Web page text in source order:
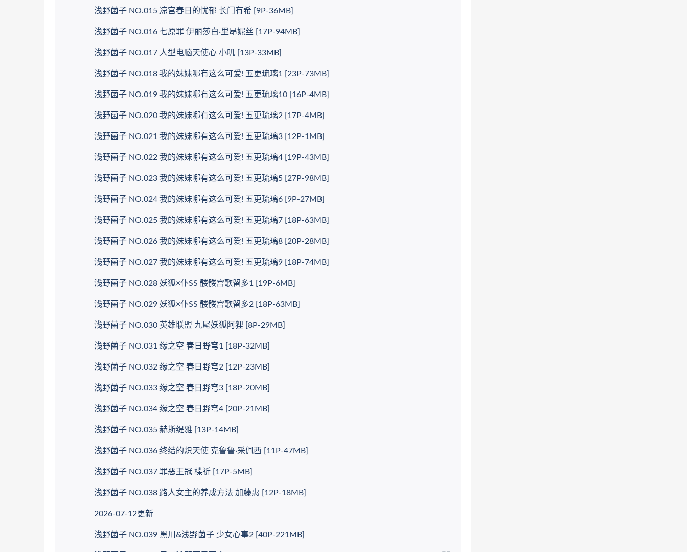
浅野菌子 NO.015 凉宫春日的忧郁 长门有希 [9P-36MB]
浅野菌子 NO.016 七原罪 伊丽莎白·里昂妮丝 [17P-94MB]
浅野菌子 NO.017 人型电脑天使心 小叽 [13P-33MB]
浅野菌子 NO.018 我的妹妹哪有这么可爱! 五更琉璃1 [23P-73MB]
浅野菌子 NO.019 我的妹妹哪有这么可爱! 五更琉璃10 [16P-4MB]
浅野菌子 NO.020 我的妹妹哪有这么可爱! 五更琉璃2 [17P-4MB]
浅野菌子 NO.021 我的妹妹哪有这么可爱! 五更琉璃3 [12P-1MB]
浅野菌子 NO.022 我的妹妹哪有这么可爱! 五更琉璃4 [19P-43MB]
浅野菌子 NO.023 我的妹妹哪有这么可爱! 五更琉璃5 [27P-98MB]
浅野菌子 NO.024 我的妹妹哪有这么可爱! 五更琉璃6 [9P-27MB]
浅野菌子 NO.025 我的妹妹哪有这么可爱! 五更琉璃7 [18P-63MB]
浅野菌子 NO.026 我的妹妹哪有这么可爱! 五更琉璃8 [20P-28MB]
浅野菌子 NO.027 我的妹妹哪有这么可爱! 五更琉璃9 [18P-74MB]
浅野菌子 NO.028 妖狐×仆SS 髅髅宫歌留多1 [19P-6MB]
浅野菌子 NO.029 妖狐×仆SS 髅髅宫歌留多2 [18P-63MB]
浅野菌子 NO.030 英雄联盟 九尾妖狐阿狸 [8P-29MB]
浅野菌子 NO.031 缘之空 春日野穹1 [18P-32MB]
浅野菌子 NO.032 缘之空 春日野穹2 [12P-23MB]
浅野菌子 NO.033 缘之空 春日野穹3 [18P-20MB]
浅野菌子 NO.034 缘之空 春日野穹4 [20P-21MB]
浅野菌子 NO.035 赫斯缇雅 [13P-14MB]
浅野菌子 NO.036 终结的炽天使 克鲁鲁·采佩西 [11P-47MB]
浅野菌子 NO.037 罪恶王冠 楪祈 [17P-5MB]
浅野菌子 NO.038 路人女主的养成方法 加藤惠 [12P-18MB]
2026-07-12更新
浅野菌子 NO.039 黑川&浅野菌子 少女心事2 [40P-221MB]